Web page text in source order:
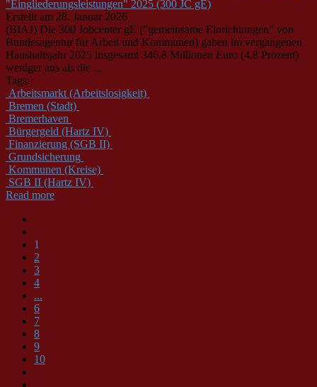
"Eingliederungsleistungen" 2025 (300 JC gE)
Erstellt am 28. Januar 2026
(BIAJ) Die 300 Jobcenter gE ("gemeinsame Einrichtungen" von
Bundesagentur für Arbeit und Kommunen) gaben im vergangenen
Haushaltsjahr 2025 insgesamt 346,8 Millionen Euro (4,8 Prozent)
weniger aus als die ...
Tags:
Arbeitsmarkt (Arbeitslosigkeit)
Bremen (Stadt)
Bremerhaven
Bürgergeld (Hartz IV)
Finanzierung (SGB II)
Grundsicherung
Kommunen (Kreise)
SGB II (Hartz IV)
Read more
1
2
3
4
...
6
7
8
9
10